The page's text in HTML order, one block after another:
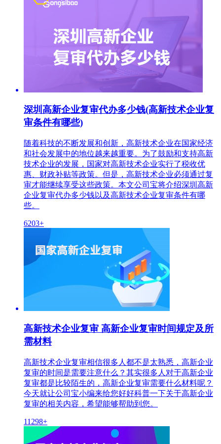
深圳高新企业复审代办多少钱(高新技术企业复
审条件有哪些)
随着科技的不断发展和创新，高新技术企业在国家经济
和社会发展中的地位越来越重要。为了鼓励和支持高新
技术企业的发展，国家对高新技术企业实行了税收优
惠、财政补贴等政策。但是，高新技术企业必须通过复
审才能继续享受这些政策。本文公司宝将介绍深圳高新
企业复审代办多少钱以及高新技术企业复审条件有哪
些。
6203+
高新技术企业复审 高新企业复审时间规定及所
需材料
高新技术企业复审相信很多人都不是太熟悉，高新企业
复审的时间是需要注意什么？其实很多人对于高新企业
复审都是比较陌生的，高新企业复审需要什么材料呢？
今天就让公司宝小编来给您好好科普一下关于高新企业
复审的相关内容，希望能够帮助到您。
11298+